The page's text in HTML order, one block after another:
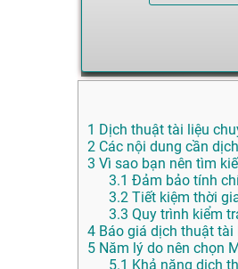
1 Dịch thuật tài liệu
2 Các nội dung cần
3 Vì sao bạn nên tìm
3.1 Đảm bảo tính
3.2 Tiết kiệm thời
3.3 Quy trình kiểm
4 Báo giá dịch thuật
5 Năm lý do nên chọn
5.1 Khả năng dịch